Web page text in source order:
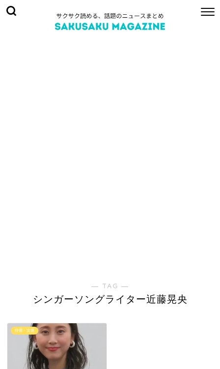
― TAG ―
シンガーソングライター近藤晃央
俳優・女優